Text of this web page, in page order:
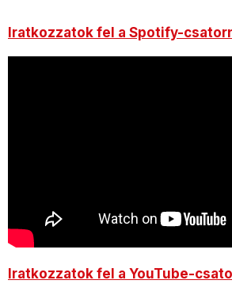
Iratkozzatok fel a Spotify-
Iratkozzatok fel a YouTube-